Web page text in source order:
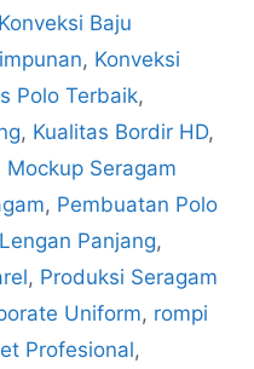
Konveksi Baju
, Konveksi
Polo Terbaik,
, Kualitas Bordir HD,
Mockup Seragam
, Pembuatan Polo
Panjang,
, Produksi Seragam
Uniform, rompi
Profesional,